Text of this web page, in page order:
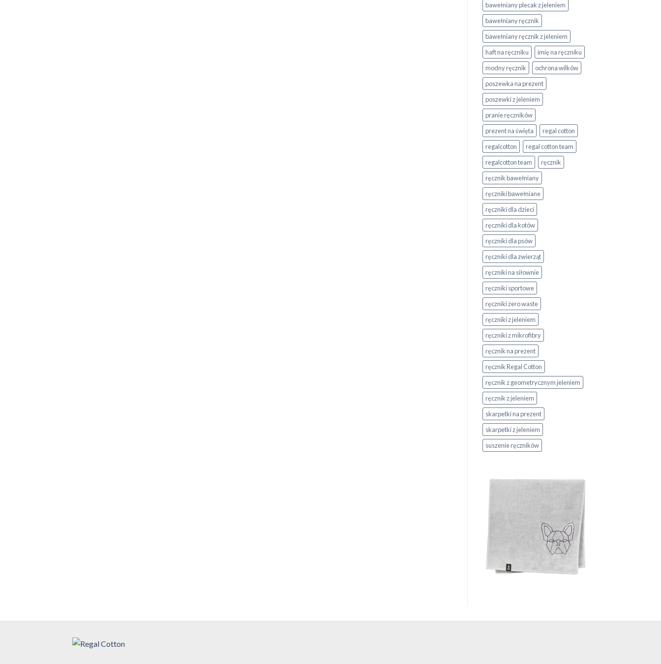
bawełniany plecak z jeleniem
bawełniany ręcznik
bawełniany ręcznik z jeleniem
haft na ręczniku
imię na ręczniku
modny ręcznik
ochrona wilków
poszewka na prezent
poszewki z jeleniem
pranie ręczników
prezent na święta
regal cotton
regalcotton
regal cotton team
regalcotton team
ręcznik
ręcznik bawełniany
ręczniki bawełniane
ręczniki dla dzieci
ręczniki dla kotów
ręczniki dla psów
ręczniki dla zwierząt
ręczniki na siłownie
ręczniki sportowe
ręczniki zero waste
ręczniki z jeleniem
ręczniki z mikrofibry
ręcznik na prezent
ręcznik Regal Cotton
ręcznik z geometrycznym jeleniem
ręcznik z jeleniem
skarpetki na prezent
skarpetki z jeleniem
suszenie ręczników